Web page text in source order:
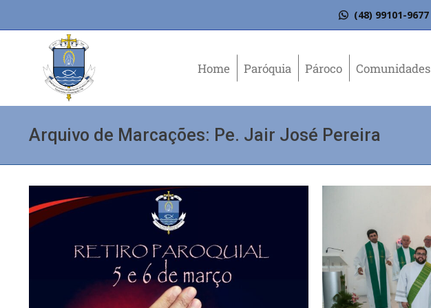
(48) 99101-9677
Home Paróquia Pároco Comunidades
Arquivo de Marcações: Pe. Jair José Pereira